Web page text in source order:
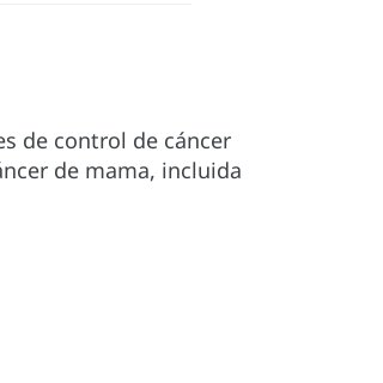
de control de cáncer
de mama, incluida